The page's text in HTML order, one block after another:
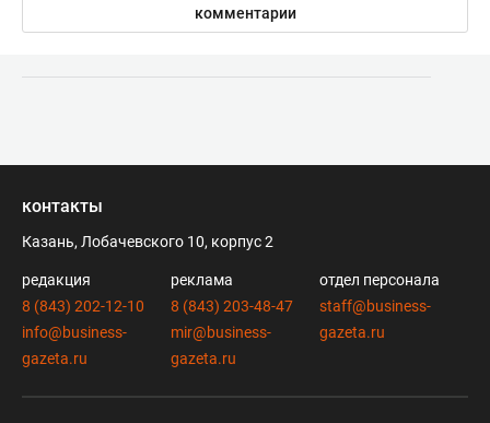
комментарии
контакты
Казань, Лобачевского 10, корпус 2
редакция
8 (843) 202-12-10
info@business-
gazeta.ru
реклама
8 (843) 203-48-47
mir@business-
gazeta.ru
отдел персонала
staff@business-
gazeta.ru